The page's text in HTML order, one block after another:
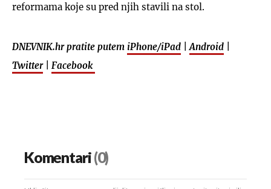
reformama koje su pred njih stavili na stol.
DNEVNIK.hr pratite putem iPhone/iPad Android
Twitter| Facebook
Komentari(0)